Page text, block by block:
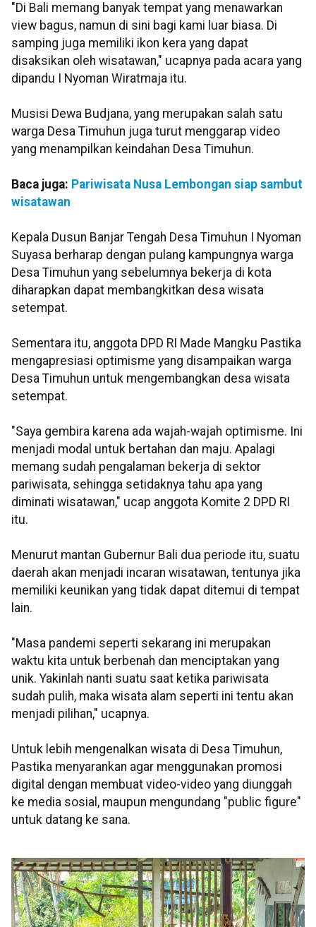
"Di Bali memang banyak tempat yang menawarkan
view bagus, namun di sini bagi kami luar biasa. Di
samping juga memiliki ikon kera yang dapat
disaksikan oleh wisatawan," ucapnya pada acara yang
dipandu I Nyoman Wiratmaja itu.
Musisi Dewa Budjana, yang merupakan salah satu
warga Desa Timuhun juga turut menggarap video
yang menampilkan keindahan Desa Timuhun.
Baca juga: Pariwisata Nusa Lembongan siap sambut
wisatawan
Kepala Dusun Banjar Tengah Desa Timuhun I Nyoman
Suyasa berharap dengan pulang kampungnya warga
Desa Timuhun yang sebelumnya bekerja di kota
diharapkan dapat membangkitkan desa wisata
setempat.
Sementara itu, anggota DPD RI Made Mangku Pastika
mengapresiasi optimisme yang disampaikan warga
Desa Timuhun untuk mengembangkan desa wisata
setempat.
"Saya gembira karena ada wajah-wajah optimisme. Ini
menjadi modal untuk bertahan dan maju. Apalagi
memang sudah pengalaman bekerja di sektor
pariwisata, sehingga setidaknya tahu apa yang
diminati wisatawan," ucap anggota Komite 2 DPD RI
itu.
Menurut mantan Gubernur Bali dua periode itu, suatu
daerah akan menjadi incaran wisatawan, tentunya jika
memiliki keunikan yang tidak dapat ditemui di tempat
lain.
"Masa pandemi seperti sekarang ini merupakan
waktu kita untuk berbenah dan menciptakan yang
unik. Yakinlah nanti suatu saat ketika pariwisata
sudah pulih, maka wisata alam seperti ini tentu akan
menjadi pilihan," ucapnya.
Untuk lebih mengenalkan wisata di Desa Timuhun,
Pastika menyarankan agar menggunakan promosi
digital dengan membuat video-video yang diunggah
ke media sosial, maupun mengundang "public figure"
untuk datang ke sana.